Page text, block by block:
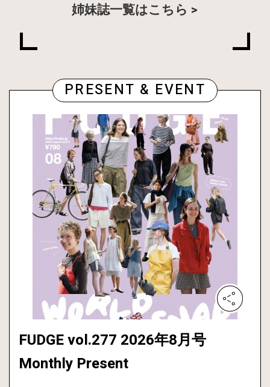
姉妹誌一覧はこちら
PRESENT & EVENT
FUDGE vol.277 2026年8月号
Monthly Present